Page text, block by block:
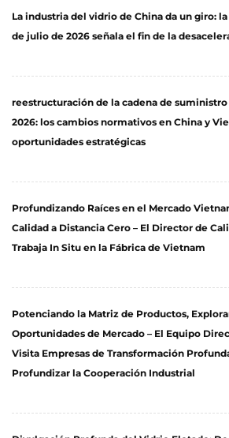
La industria del vidrio de China da un giro:
de julio de 2026 señala el fin de la
reestructuración de la cadena de
2026: los cambios normativos en China y
oportunidades estratégicas
Profundizando Raíces en el Mercado
Calidad a Distancia Cero – El Director de
Trabaja In Situ en la Fábrica de Vietnam
Potenciando la Matriz de Productos,
Oportunidades de Mercado – El Equipo
Visita Empresas de Transformación
Profundizar la Cooperación Industrial